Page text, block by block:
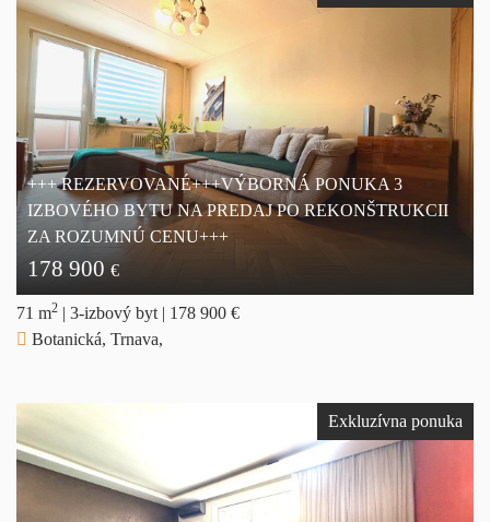
+++ REZERVOVANÉ+++VÝBORNÁ PONUKA 3
IZBOVÉHO BYTU NA PREDAJ PO REKONŠTRUKCII
ZA ROZUMNÚ CENU+++
178 900 €
71 m2 | 3-izbový byt | 178 900 €
Botanická, Trnava,
Exkluzívna ponuka